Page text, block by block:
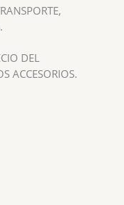
DEL
ACCESORIOS.